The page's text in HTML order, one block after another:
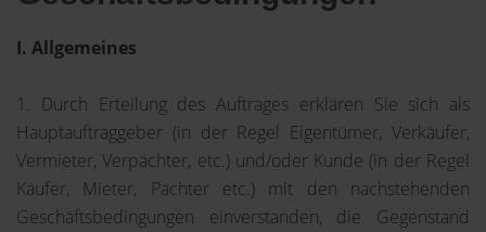
I. Allgemeines
1. Durch Erteilung des Auftrages erklären Sie sich als
Hauptauftraggeber (in der Regel Eigentümer, Verkäufer,
Vermieter, Verpächter, etc.) und/oder Kunde (in der Regel
Käufer, Mieter, Pächter etc.) mit den nachstehenden
Geschäftsbedingungen einverstanden, die Gegenstand